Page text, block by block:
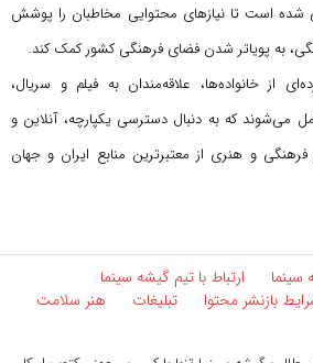
شده است تا نیازهای محتوایی مخاطبان را پوشش
به پویاتر شدن فضای فرهنگی کشور کمک کند.
از خانواده‌ها، علاقه‌مندان به فیلم و سریال،
می‌شوند که به دنبال دسترسی یکپارچه، آنلاین و
فرهنگی و هنری از معتبرترین منابع ایران و جهان
سینما
ارتباط با تیم گیشه سینما
بازنشر محتوا تبلیغات
هنر سلامت